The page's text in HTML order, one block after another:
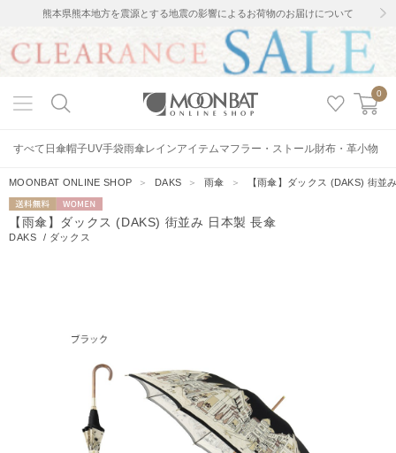
熊本県熊本地方を震源とする地震の影響によるお荷物のお届けについて
0
すべて 日傘帽子UV手袋雨傘レインアイテムマフラー・ストール財布・革小物
MOONBAT ONLINE SHOP ＞ DAKS ＞雨傘 ＞ 【雨傘】ダックス (DAKS) 街並
送料無料 WOMEN
【雨傘】ダックス (DAKS) 街並み 日本製 長傘
DAKS / ダックス